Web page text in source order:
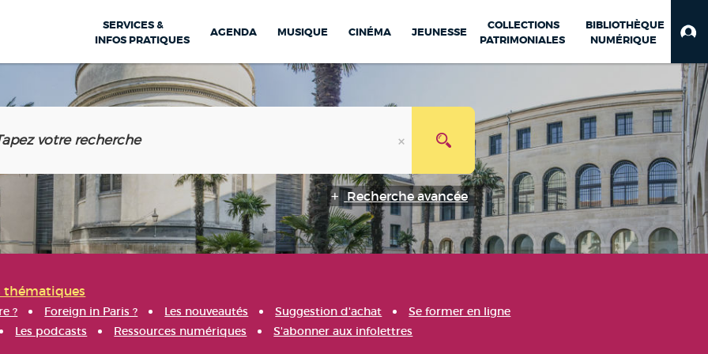
SERVICES &
INFOS PRATIQUES
AGENDA MUSIQUE CINÉMA JEUNESSE
COLLECTIONS
PATRIMONIALES
BIBLIOTHÈQUE
NUMÉRIQUE
Recherche avancée
thématiques
? Foreign in Paris ? Les nouveautés Suggestion d'achat
Se former en ligne
Les podcasts Ressources numériques S'abonner aux infolettres